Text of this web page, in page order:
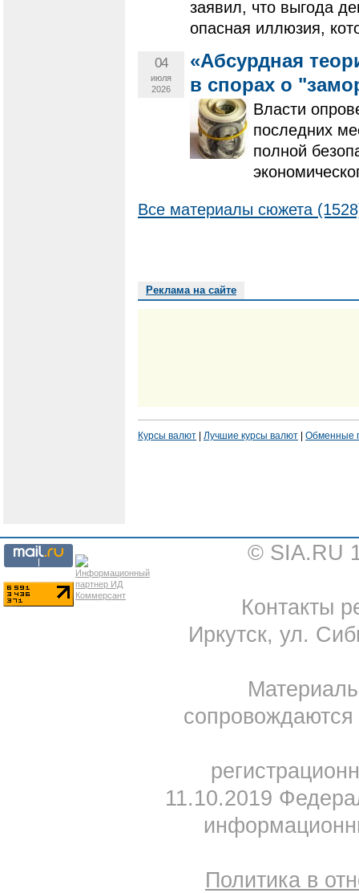
заявил, что выгода
опасная иллюзия,
04
июля
2026
«Абсурдная
в спорах о
Власти
последних
полной
Все материалы сюжета
Реклама на сайте
Курсы валют | Лучшие курсы валют | Обменные
© SIA.RU
Контакты
Иркутск, ул.
11.10.2019
Политика в